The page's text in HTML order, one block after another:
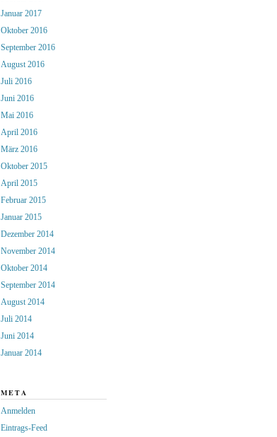
Januar 2017
Oktober 2016
September 2016
August 2016
Juli 2016
Juni 2016
Mai 2016
April 2016
März 2016
Oktober 2015
April 2015
Februar 2015
Januar 2015
Dezember 2014
November 2014
Oktober 2014
September 2014
August 2014
Juli 2014
Juni 2014
Januar 2014
META
Anmelden
Eintrags-Feed